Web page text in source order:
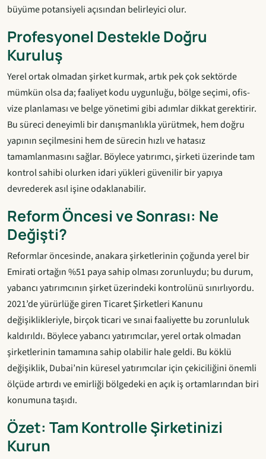
büyüme potansiyeli açısından belirleyici olur.
Profesyonel Destekle Doğru
Kuruluş
Yerel ortak olmadan şirket kurmak, artık pek çok sektörde
mümkün olsa da; faaliyet kodu uygunluğu, bölge seçimi, ofis-
vize planlaması ve belge yönetimi gibi adımlar dikkat gerektirir.
Bu süreci deneyimli bir danışmanlıkla yürütmek, hem doğru
yapının seçilmesini hem de sürecin hızlı ve hatasız
tamamlanmasını sağlar. Böylece yatırımcı, şirketi üzerinde tam
kontrol sahibi olurken idari yükleri güvenilir bir yapıya
devrederek asıl işine odaklanabilir.
Reform Öncesi ve Sonrası: Ne
Değişti?
Reformlar öncesinde, anakara şirketlerinin çoğunda yerel bir
Emirati ortağın %51 paya sahip olması zorunluydu; bu durum,
yabancı yatırımcının şirket üzerindeki kontrolünü sınırlıyordu.
2021’de yürürlüğe giren Ticaret Şirketleri Kanunu
değişiklikleriyle, birçok ticari ve sınai faaliyette bu zorunluluk
kaldırıldı. Böylece yabancı yatırımcılar, yerel ortak olmadan
şirketlerinin tamamına sahip olabilir hale geldi. Bu köklü
değişiklik, Dubai’nin küresel yatırımcılar için çekiciliğini önemli
ölçüde artırdı ve emirliği bölgedeki en açık iş ortamlarından biri
konumuna taşıdı.
Özet: Tam Kontrolle Şirketinizi
Kurun